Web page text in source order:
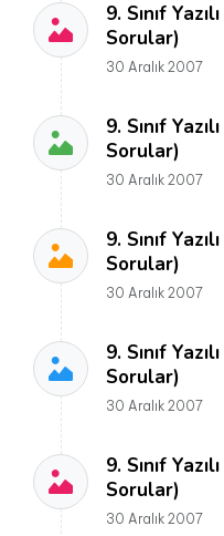
9. Sınıf
Sorular)
30 Aralık 2007
9. Sınıf
Sorular)
30 Aralık 2007
9. Sınıf
Sorular)
30 Aralık 2007
9. Sınıf
Sorular)
30 Aralık 2007
9. Sınıf
Sorular)
30 Aralık 2007